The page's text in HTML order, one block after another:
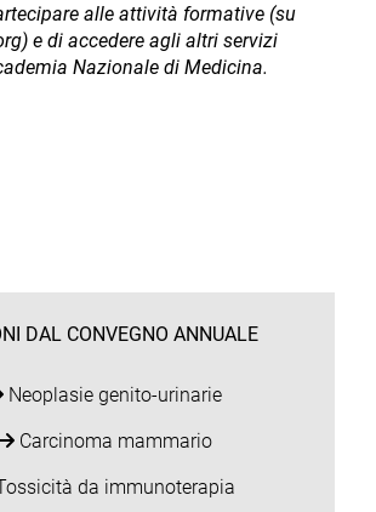
alle attività formative (su
e di accedere agli altri servizi
Nazionale di Medicina.
DAL CONVEGNO ANNUALE
Neoplasie genito-urinarie
Carcinoma mammario
da immunoterapia